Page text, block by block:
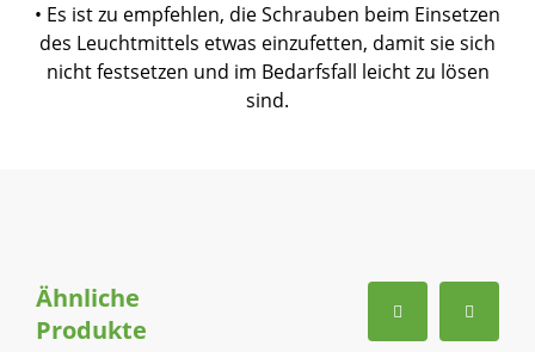
• Es ist zu empfehlen, die Schrauben beim Einsetzen
des Leuchtmittels etwas einzufetten, damit sie sich
nicht festsetzen und im Bedarfsfall leicht zu lösen
sind.
Ähnliche
Produkte